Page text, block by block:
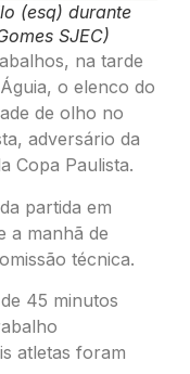
(esq) durante
SJEC)
na tarde
o elenco do
de olho no
adversário da
Copa Paulista.
partida em
a manhã de
técnica.
45 minutos
atletas foram